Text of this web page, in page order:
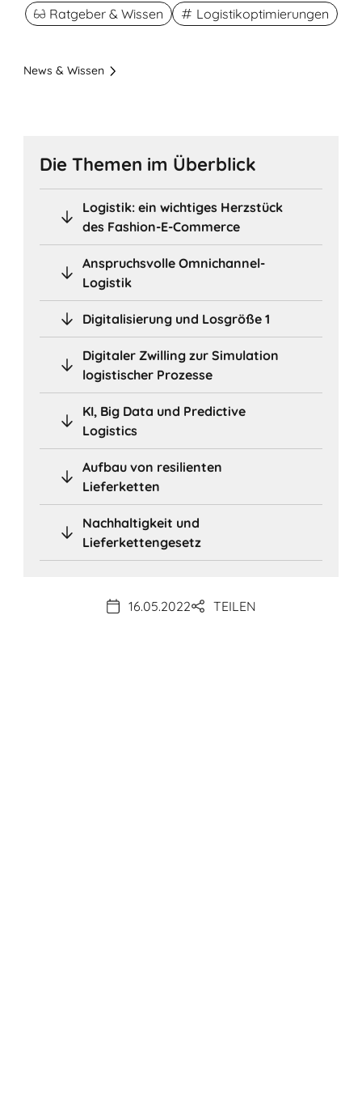
Ratgeber & Wissen Logistikoptimierungen
News & Wissen
Die Themen im Überblick
Logistik: ein wichtiges Herzstück
des Fashion-E-Commerce
Anspruchsvolle Omnichannel-
Logistik
Digitalisierung und Losgröße 1
Digitaler Zwilling zur Simulation
logistischer Prozesse
KI, Big Data und Predictive
Logistics
Aufbau von resilienten
Lieferketten
Nachhaltigkeit und
Lieferkettengesetz
16.05.2022 TEILEN